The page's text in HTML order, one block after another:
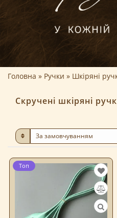
Головна Ручки Шкіряні
Скручені шкіряні
Топ